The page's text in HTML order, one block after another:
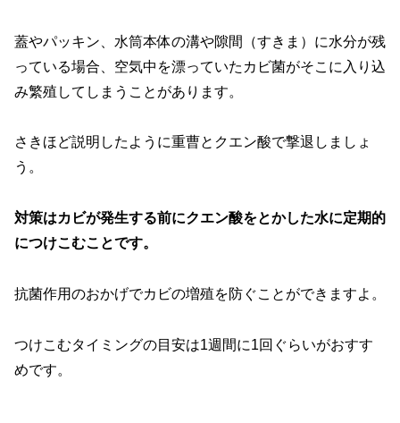
蓋やパッキン、水筒本体の溝や隙間（すきま）に水分が残
っている場合、空気中を漂っていたカビ菌がそこに入り込
み繁殖してしまうことがあります。
さきほど説明したように重曹とクエン酸で撃退しましょ
う。
対策はカビが発生する前にクエン酸をとかした水に定期的
につけこむことです。
抗菌作用のおかげでカビの増殖を防ぐことができますよ。
つけこむタイミングの目安は1週間に1回ぐらいがおすす
めです。